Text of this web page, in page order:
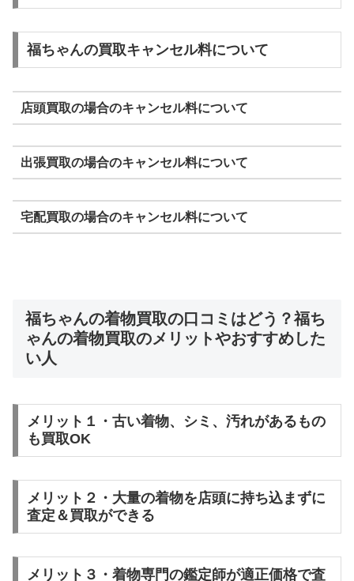
福ちゃんの買取キャンセル料について
店頭買取の場合のキャンセル料について
出張買取の場合のキャンセル料について
宅配買取の場合のキャンセル料について
福ちゃんの着物買取の口コミはどう？福ち
ゃんの着物買取のメリットやおすすめした
い人
メリット１・古い着物、シミ、汚れがあるもの
も買取OK
メリット２・大量の着物を店頭に持ち込まずに
査定＆買取ができる
メリット３・着物専門の鑑定師が適正価格で査